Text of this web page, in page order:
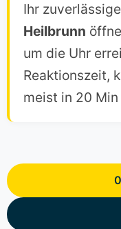
Ihr
Heilbrunn
um die Uhr
Reaktionszeit,
meist in 20